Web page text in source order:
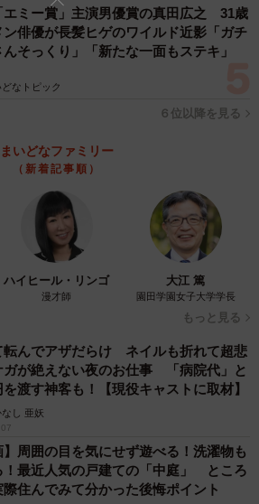
1/4
優です。2003年に子役としてデビュ
品に出演し続けています。近年の主
エミー賞」主演男優賞の真田広之 31歳
ン俳優が長髪ヒゲのワイルド近影「ガチ
んそっくり」「新たな一面もステキ」
どなトピック
６位以降を見る
まいどなファミリー
（新着記事順）
ハイヒール・リンゴ
漫才師
大江 篤
園田学園女子大学学長
もっと見る
転んでアザだらけ ネイルも折れて超悲
が絶えない夜のお仕事 「病院代」と
渡す神客も！【現役キャストに取材】
なし 亜妖
】周囲の目を気にせず遊べる！洗濯物も
！最近人気の戸建ての「中庭」 ところ
住んでみて分かった後悔ポイント